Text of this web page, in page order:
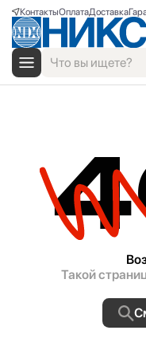
КонтактыОплатаДоставка
Такой